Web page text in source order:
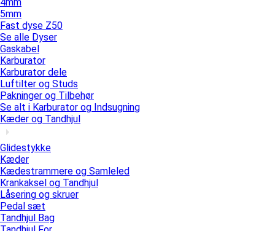
5mm
Fast dyse Z50
Se alle Dyser
Gaskabel
Karburator
Karburator dele
Luftilter og Studs
Pakninger og Tilbehør
Se alt i Karburator og Indsugning
Kæder og Tandhjul
Glidestykke
Kæder
Kædestrammere og Samleled
Krankaksel og Tandhjul
Låsering og skruer
Pedal sæt
Tandhjul Bag